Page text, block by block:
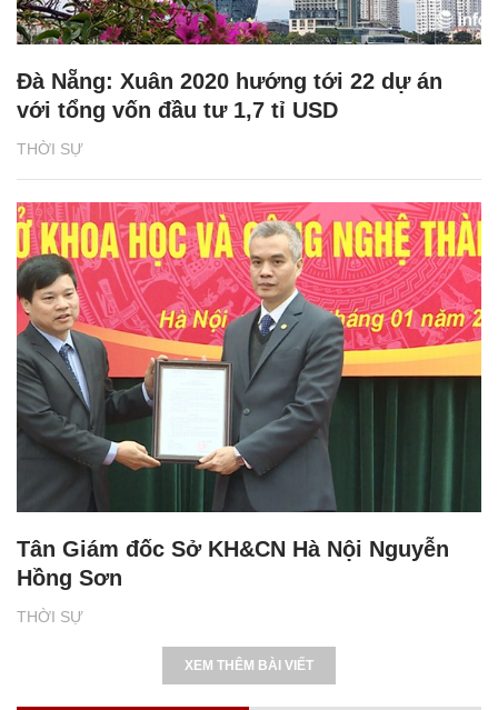
THỜI SỰ
Đà Nẵng: Xuân 2020 hướng tới 22 dự án
với tổng vốn đầu tư 1,7 tỉ USD
THỜI SỰ
Tân Giám đốc Sở KH&CN Hà Nội Nguyễn
Hồng Sơn
XEM THÊM BÀI VIẾT